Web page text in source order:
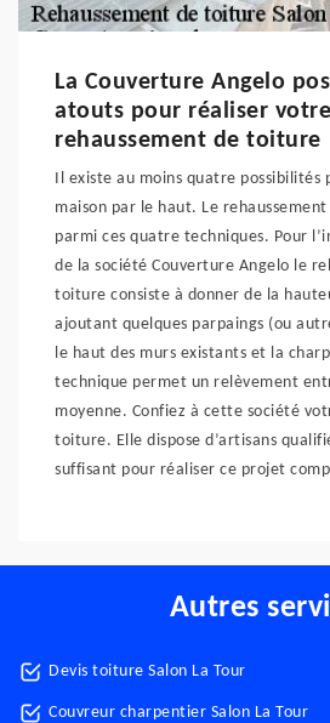
La Couverture Angelo
atouts pour réaliser votre
rehaussement de toiture
Il existe au moins quatre possibilités
maison par le haut. Le
parmi ces quatre techniques. Pour
de la société Couverture Angelo le
toiture consiste à donner de la
ajoutant quelques parpaings (ou
le haut des murs existants et la
technique permet un relèvement
moyenne. Confiez à cette société
toiture. Elle dispose d’artisans
suffisant pour réaliser ce projet
Autres
Devis toiture Salon La Tour
Couvreur charpentier Salon La Tour